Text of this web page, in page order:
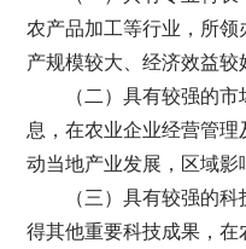
农产品加工等行业，所
产规模较大、经济效益较
（二）具有较强的
息，在农业企业经营管
动当地产业发展，区域影
（三）具有较强的
得其他重要科技成果，